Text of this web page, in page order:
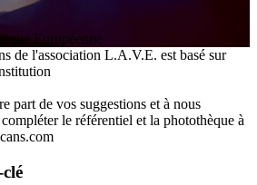
Européenne
de l'association L.A.V.E. est basé sur
part de vos suggestions et à nous
le référentiel et la photothèque à